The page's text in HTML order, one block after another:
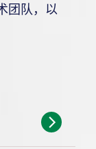
团队，以